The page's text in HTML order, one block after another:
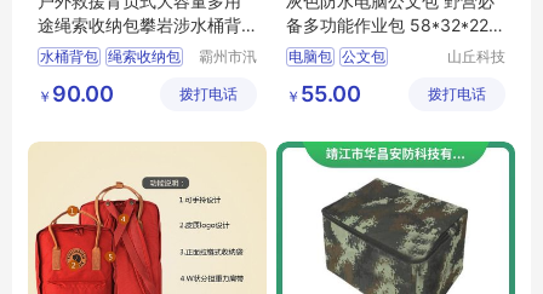
途绳索收纳包攀岩涉水桶背
包溯溪探洞包
水桶背包 绳索收纳包
霸州市汛
备有限公
￥ 90.00 拨打电话
备多功能作业包 58*32*22c
m
电脑包 公文包
山丘科技
有限公司
￥ 55.00 拨打电话